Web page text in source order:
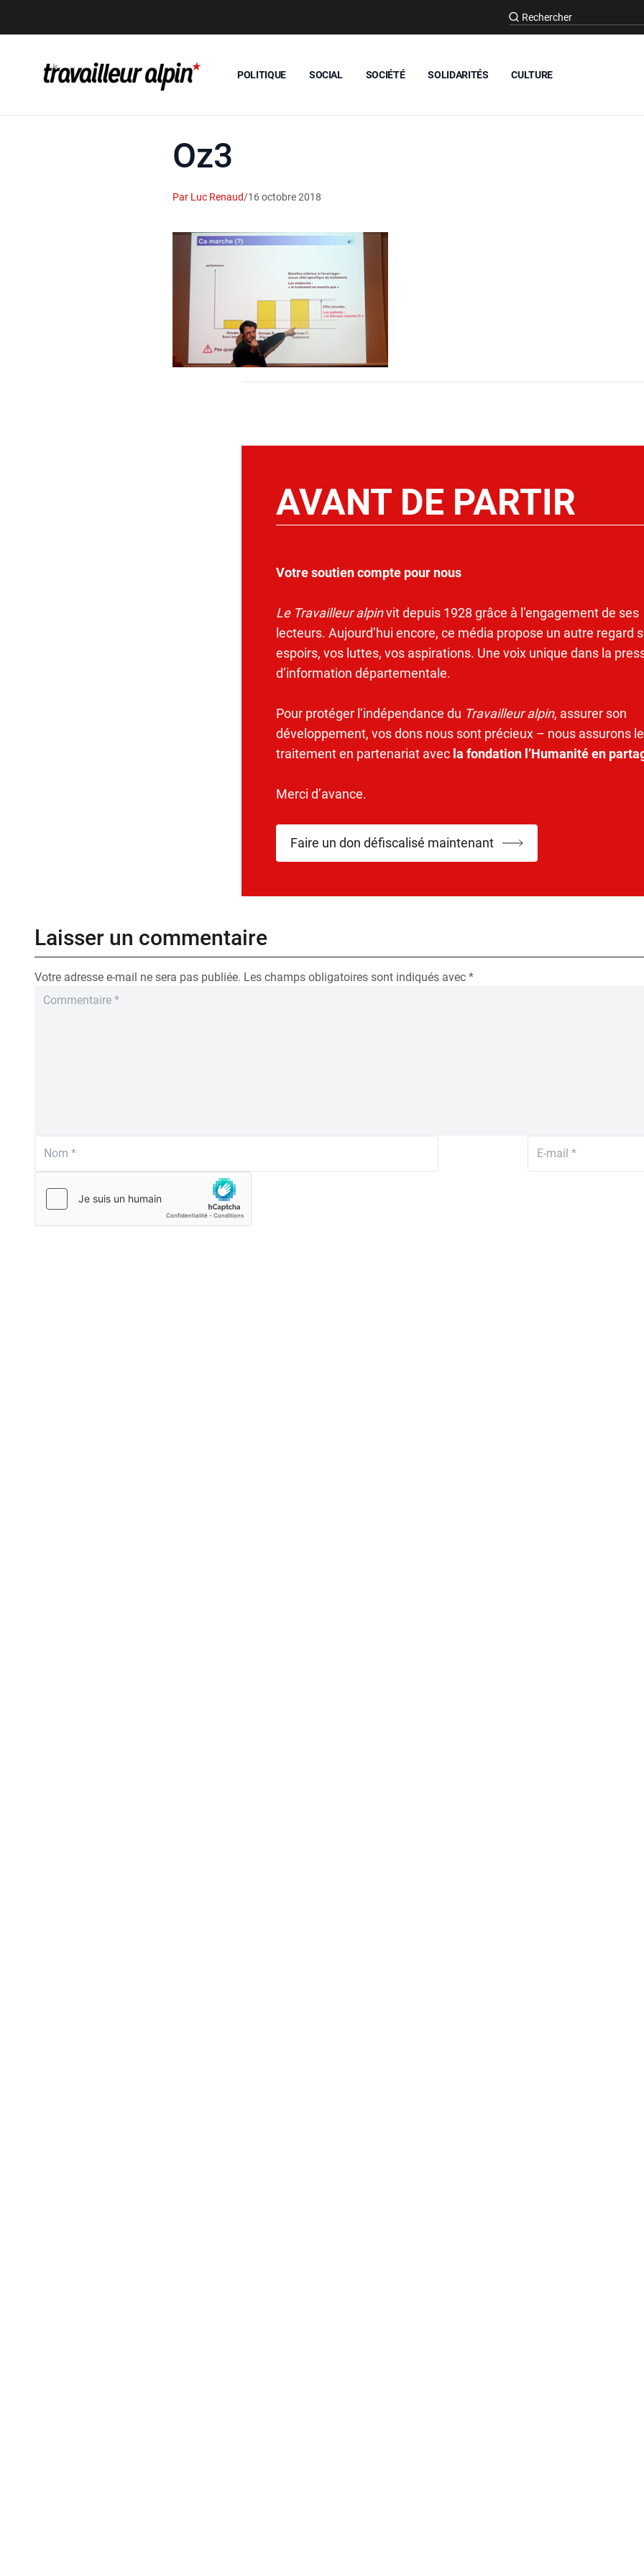
POLITIQUE SOCIAL SOCIÉTÉ SOLIDARITÉS CULTURE
Oz3
Par Luc Renaud/16 octobre 2018
AVANT DE PARTIR
Votre soutien compte pour nous
Le Travailleur alpinvit depuis 1928 grâce à l’engagement de ses
lecteurs. Aujourd’hui encore, ce média propose un autre regard
espoirs, vos luttes, vos aspirations. Une voix unique dans la
d’information départementale.
Pour protéger l’indépendance du Travailleur alpin, assurer son
développement, vos dons nous sont précieux – nous assurons
traitement en partenariat avec la fondation l’Humanité en
Merci d’avance.
Faire un don défiscalisé maintenant
Laisser un commentaire
Votre adresse e-mail ne sera pas publiée. Les champs obligatoires sont indiqués avec *